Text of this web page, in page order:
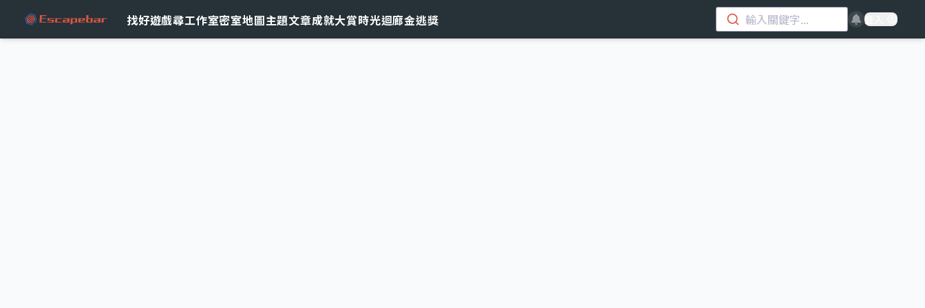
找好遊戲尋工作室密室地圖主題文章成就大賞時光迴廊金逃獎 輸入關鍵字... 登入